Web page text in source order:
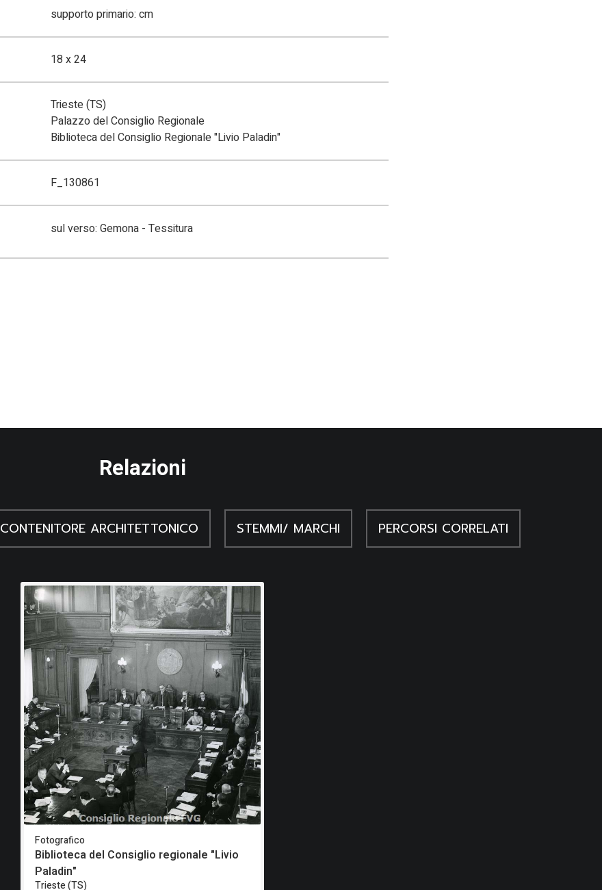
supporto primario: cm
18 x 24
Trieste (TS)
Palazzo del Consiglio Regionale
Biblioteca del Consiglio Regionale "Livio Paladin"
F_130861
sul verso: Gemona - Tessitura
Relazioni
CONTENITORE ARCHITETTONICO STEMMI/ MARCHI PERCORSI CORRELATI
Fotografico
Biblioteca del Consiglio regionale "Livio
Paladin"
Trieste (TS)